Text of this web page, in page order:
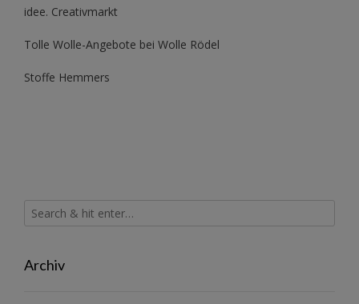
idee. Creativmarkt
Tolle Wolle-Angebote bei Wolle Rödel
Stoffe Hemmers
Archiv